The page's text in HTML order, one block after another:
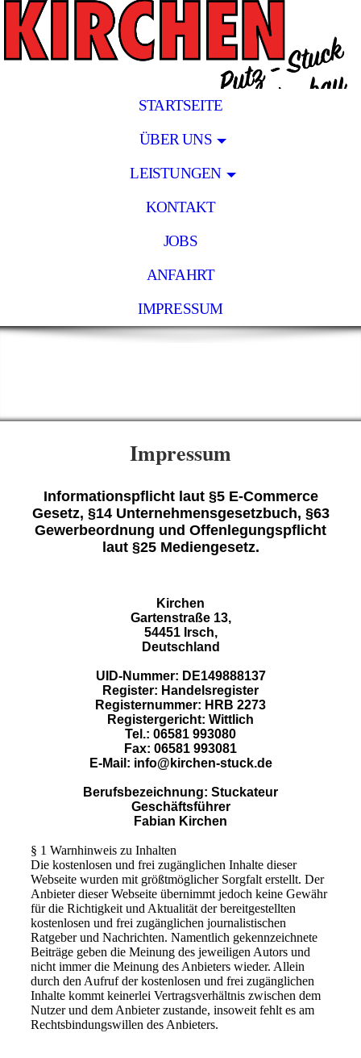
STARTSEITE
ÜBER UNS
LEISTUNGEN
KONTAKT
JOBS
ANFAHRT
IMPRESSUM
Impressum
Informationspflicht laut §5 E-Commerce
Gesetz, §14 Unternehmensgesetzbuch, §63
Gewerbeordnung und Offenlegungspflicht
laut §25 Mediengesetz.
Kirchen
Gartenstraße 13,
54451 Irsch,
Deutschland
UID-Nummer: DE149888137
Register: Handelsregister
Registernummer: HRB 2273
Registergericht: Wittlich
Tel.: 06581 993080
Fax: 06581 993081
E-Mail: info@kirchen-stuck.de
Berufsbezeichnung: Stuckateur
Geschäftsführer
Fabian Kirchen
§ 1 Warnhinweis zu Inhalten
Die kostenlosen und frei zugänglichen Inhalte dieser
Webseite wurden mit größtmöglicher Sorgfalt erstellt. Der
Anbieter dieser Webseite übernimmt jedoch keine Gewähr
für die Richtigkeit und Aktualität der bereitgestellten
kostenlosen und frei zugänglichen journalistischen
Ratgeber und Nachrichten. Namentlich gekennzeichnete
Beiträge geben die Meinung des jeweiligen Autors und
nicht immer die Meinung des Anbieters wieder. Allein
durch den Aufruf der kostenlosen und frei zugänglichen
Inhalte kommt keinerlei Vertragsverhältnis zwischen dem
Nutzer und dem Anbieter zustande, insoweit fehlt es am
Rechtsbindungswillen des Anbieters.